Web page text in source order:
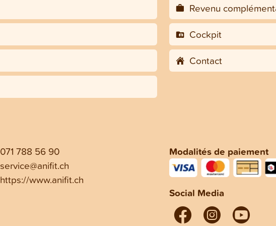
Revenu
Cockpit
Contact
071 788 56 90
service@anifit.ch
https://www.anifit.ch
Modalités de paiement
Social Media